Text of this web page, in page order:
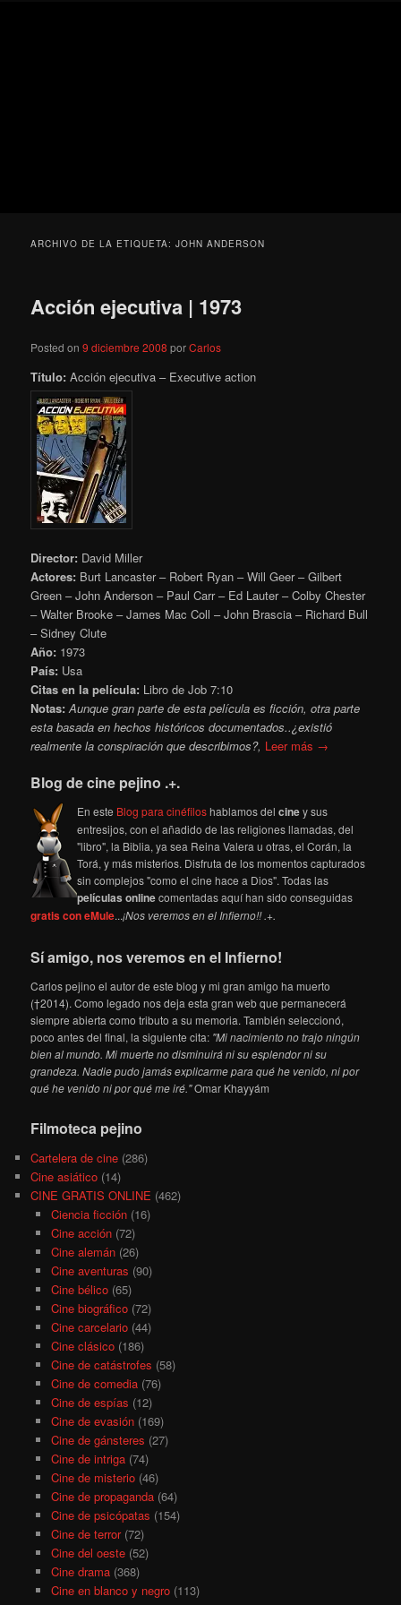
ARCHIVO DE LA ETIQUETA:JOHN ANDERSON
Acción ejecutiva | 1973
Posted on9 diciembre 2008 porCarlos
Título: Acción ejecutiva – Executive action
Director: David Miller
Actores: Burt Lancaster – Robert Ryan – Will Geer – Gilbert
Green – John Anderson – Paul Carr – Ed Lauter – Colby Chester
– Walter Brooke – James Mac Coll – John Brascia – Richard Bull
– Sidney Clute
Año: 1973
País: Usa
Citas en la película: Libro de Job 7:10
Notas:Aunque gran parte de esta película es ficción, otra parte
esta basada en hechos históricos documentados..¿existió
realmente la conspiración que describimos?, Leer más →
Blog de cine pejino .+.
En este Blog para cinéfiloshablamos delciney sus
entresijos, con el añadido de las religiones llamadas, del
"libro", la Biblia, ya sea Reina Valera u otras, el Corán, la
Torá, y más misterios. Disfruta de los momentos capturados
sin complejos "como el cine hace a Dios". Todas las
películas onlinecomentadas aquí han sido conseguidas
gratis con eMule...¡Nos veremos en el Infierno!! .+.
Sí amigo, nos veremos en el Infierno!
Carlos pejino el autor de este blog y mi gran amigo ha muerto
(†2014). Como legado nos deja esta gran web que permanecerá
siempre abierta como tributo a su memoria. También seleccionó,
poco antes del final, la siguiente cita: "Mi nacimiento no trajo ningún
bien al mundo. Mi muerte no disminuirá ni su esplendor ni su
grandeza. Nadie pudo jamás explicarme para qué he venido, ni por
qué he venido ni por qué me iré."Omar Khayyám
Filmoteca pejino
Cartelera de cine (286)
Cine asiático (14)
CINE GRATIS ONLINE (462)
Ciencia ficción(16)
Cine acción(72)
Cine alemán(26)
Cine aventuras (90)
Cine bélico(65)
Cine biográfico(72)
Cine carcelario(44)
Cine clásico(186)
Cine de catástrofes (58)
Cine de comedia(76)
Cine de espías (12)
Cine de evasión(169)
Cine de gánsteres (27)
Cine de intriga(74)
Cine de misterio(46)
Cine de propaganda(64)
Cine de psicópatas (154)
Cine de terror(72)
Cine del oeste(52)
Cine drama(368)
Cine en blanco y negro(113)